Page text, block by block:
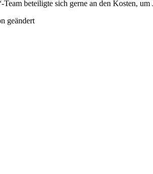
beteiligte sich gerne an den Kosten,
geändert